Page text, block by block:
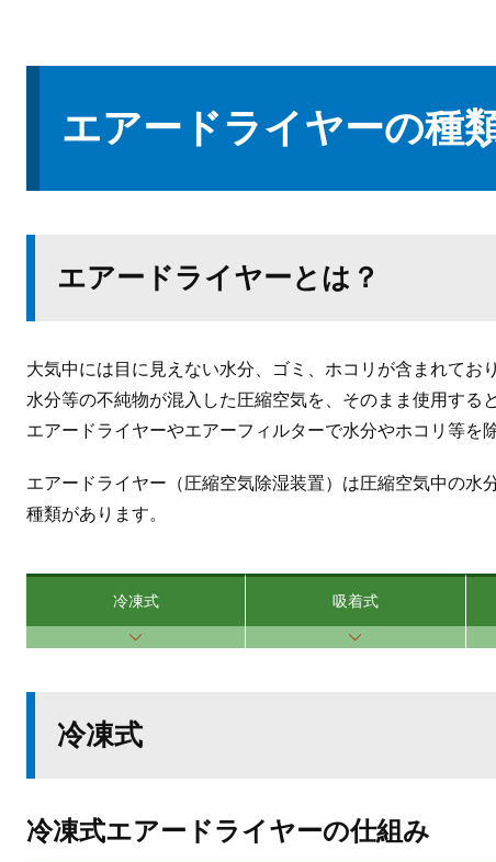
エアードライヤーの種
エアードライヤーとは？
大気中には目に見えない水分、ゴミ、ホコリが含まれてお
水分等の不純物が混入した圧縮空気を、そのまま使用する
エアードライヤーやエアーフィルターで水分やホコリ等を
エアードライヤー（圧縮空気除湿装置）は圧縮空気中の
種類があります。
冷凍式 吸着式
冷凍式
冷凍式エアードライヤーの仕組み